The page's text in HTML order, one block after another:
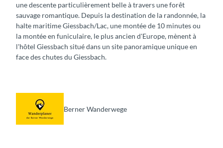
une descente particulièrement belle à travers une forêt
sauvage romantique. Depuis la destination de la randonnée, la
halte maritime Giessbach/Lac, une montée de 10 minutes ou
la montée en funiculaire, le plus ancien d'Europe, mènent à
l'hôtel Giessbach situé dans un site panoramique unique en
face des chutes du Giessbach.
Berner Wanderwege